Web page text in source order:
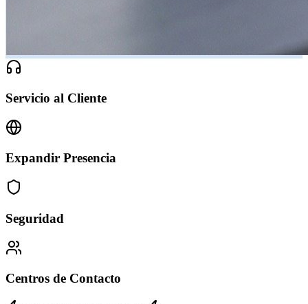
Servicio al Cliente
Expandir Presencia
Seguridad
Centros de Contacto